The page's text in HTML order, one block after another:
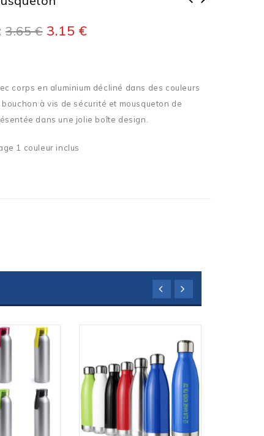
3.65€ 3.15€
corps en aluminium décliné dans des couleurs
à vis de sécurité et mousqueton de
dans une jolie boîte design.
1 couleur inclus